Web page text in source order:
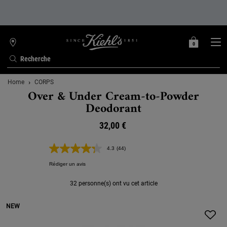
Recherche
TROUVER
UNE
BOUTIQUE
MON
0
0 PRODUIT
Contenu principal
Home CORPS
Over & Under Cream-to-Powder
Deodorant
32,00 €
4.3 Lire
sur
(44)
Rédiger un avis
32 personne(s) ont vu cet article
NEW